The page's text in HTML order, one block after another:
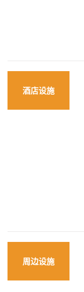
酒店设施
周边设施